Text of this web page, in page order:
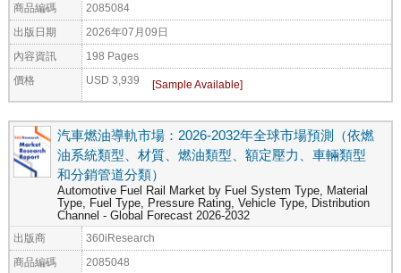
商品編碼 2085084
出版日期 2026年07月09日
內容資訊 198 Pages
價格 USD 3,939
汽車燃油導軌市場：2026-2032年全球市場預測（依燃
油系統類型、材質、燃油類型、額定壓力、車輛類型
和分銷管道分類）
Automotive Fuel Rail Market by Fuel System Type, Material
Type, Fuel Type, Pressure Rating, Vehicle Type, Distribution
Channel - Global Forecast 2026-2032
出版商 360iResearch
商品編碼 2085048